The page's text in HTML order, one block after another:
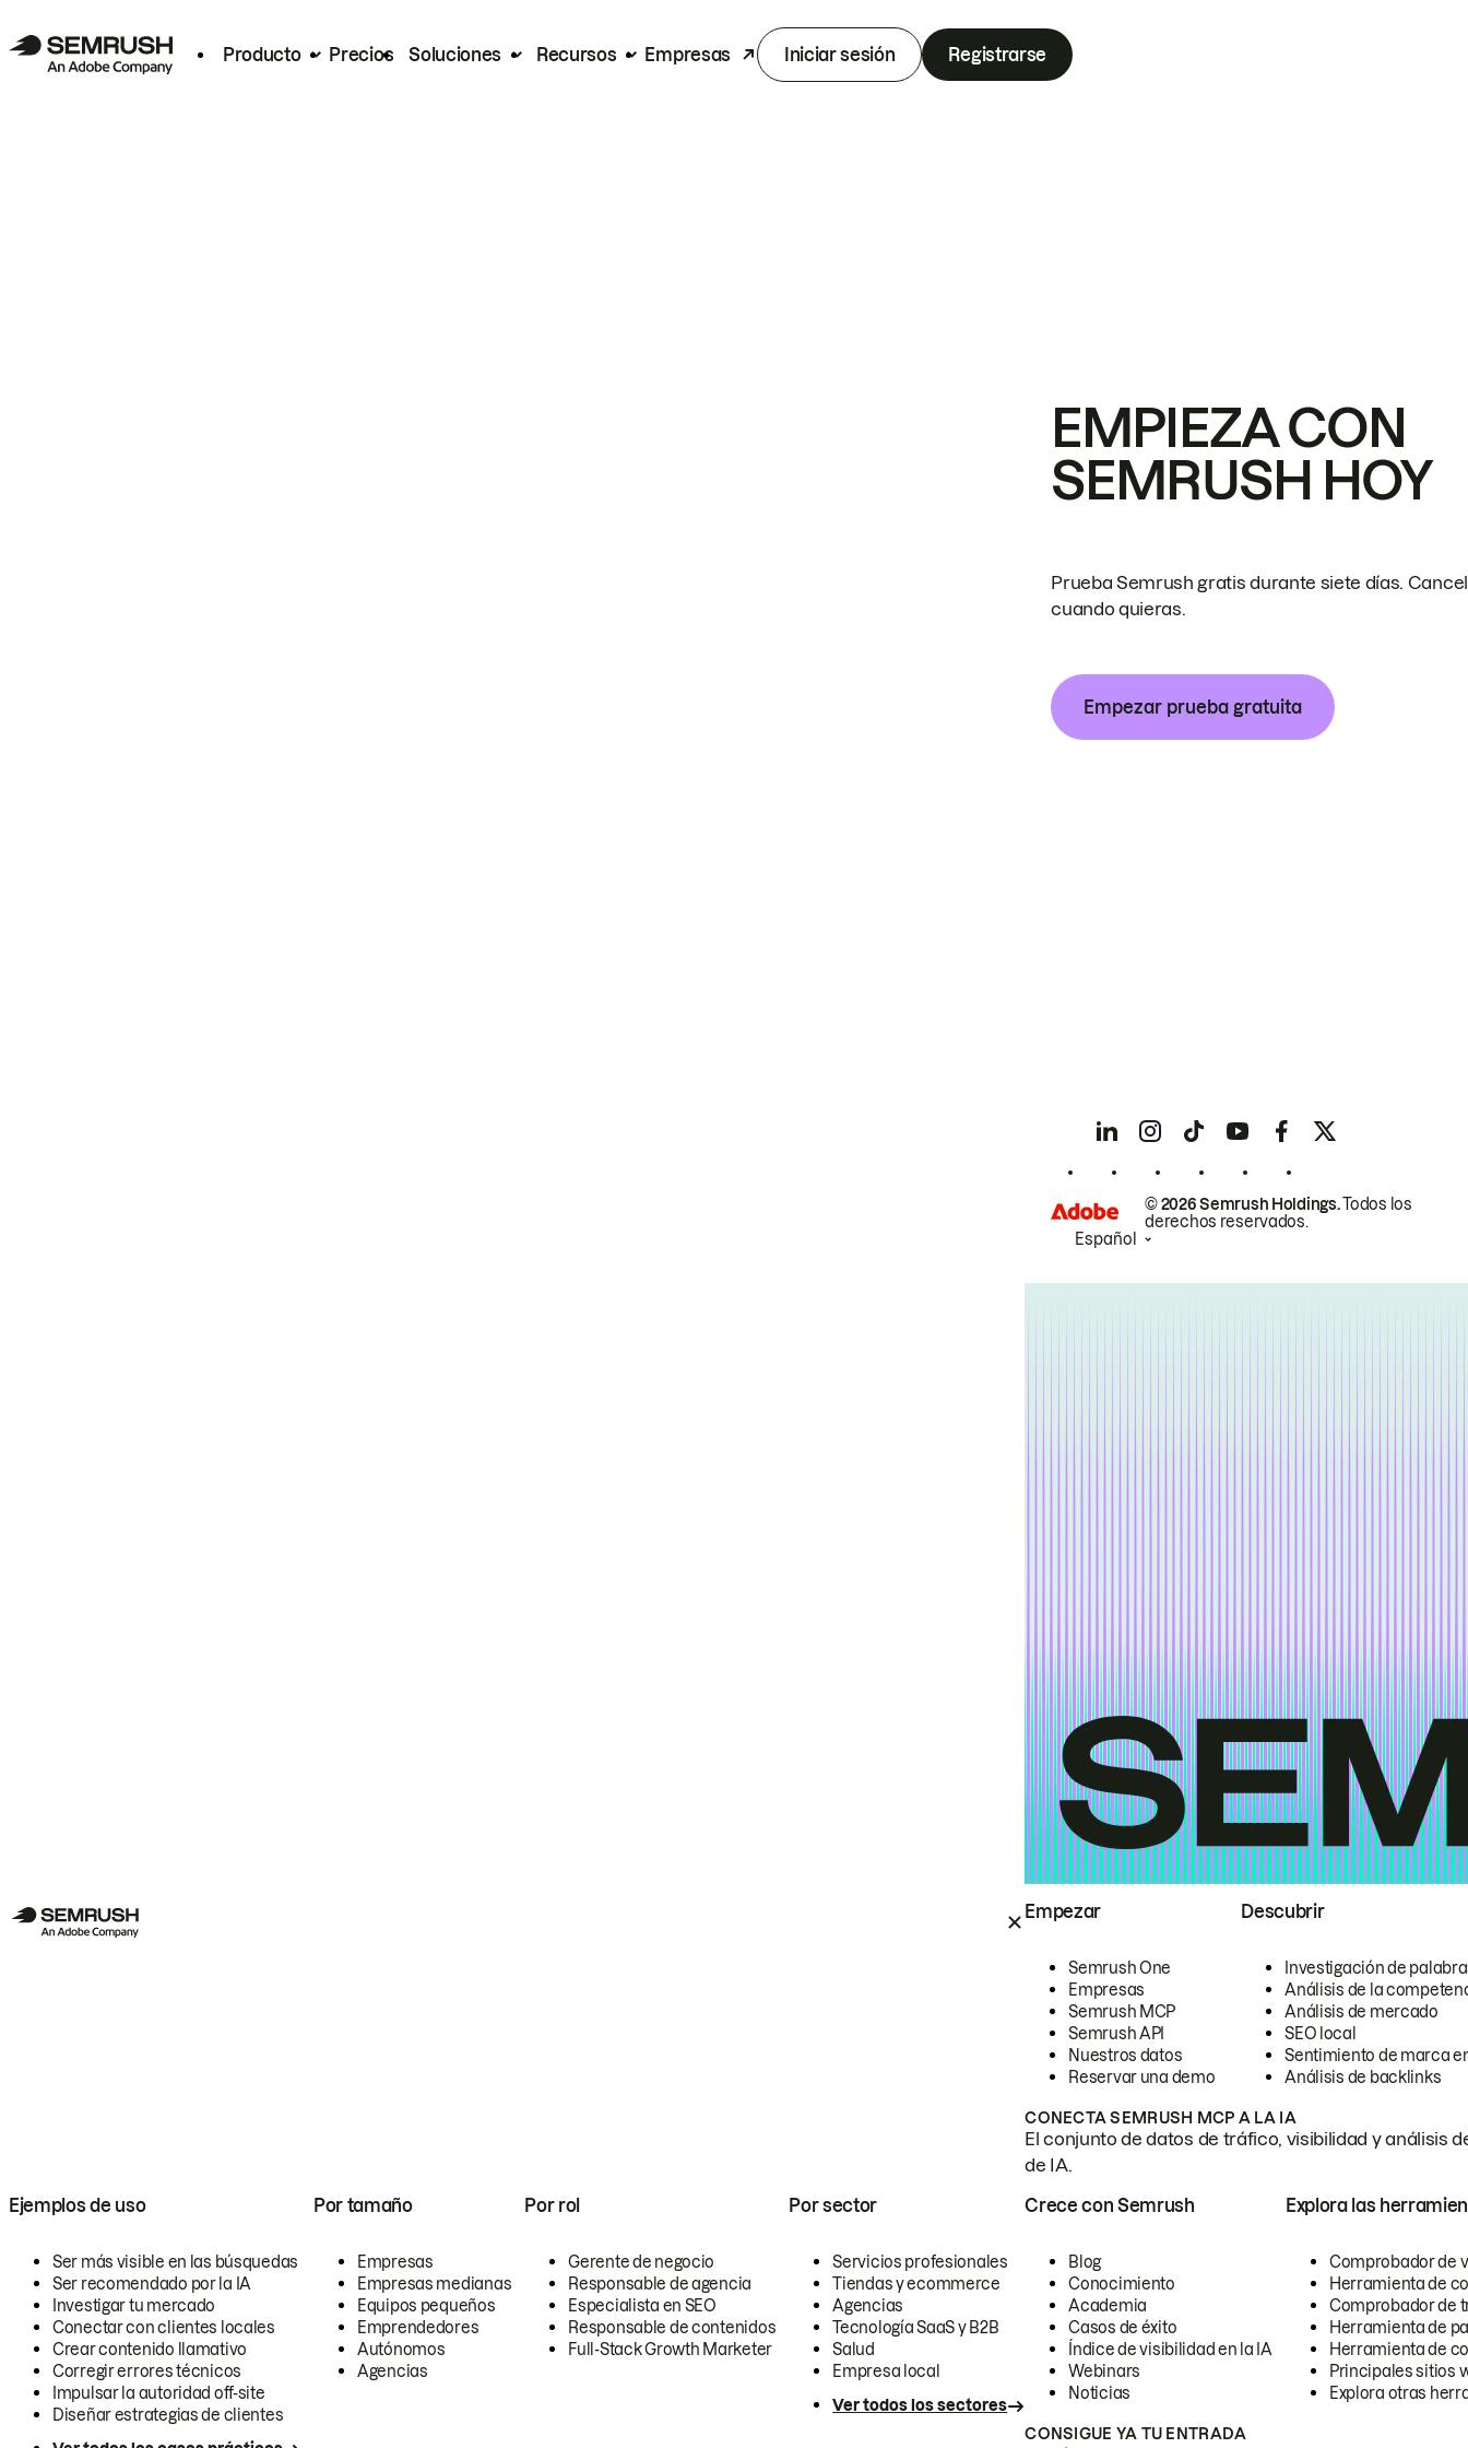
Producto Precios Soluciones Recursos Empresas Iniciar sesión Registrarse
Empezar
Semrush One
Empresas
Semrush MCP
Semrush API
Nuestros datos
Reservar una demo
Descubrir
Investigación de
Análisis de la
Análisis de mercado
SEO local
Sentimiento de marca
Análisis de backlinks
CONECTA SEMRUSH MCP A LA IA
El conjunto de datos de tráfico, visibilidad y análisis
de IA.
Ejemplos de uso
Ser más visible en las búsquedas
Ser recomendado por la IA
Investigar tu mercado
Conectar con clientes locales
Crear contenido llamativo
Corregir errores técnicos
Impulsar la autoridad off-site
Diseñar estrategias de clientes
Por tamaño
Empresas
Empresas medianas
Equipos pequeños
Emprendedores
Autónomos
Agencias
Por rol
Gerente de negocio
Responsable de agencia
Especialista en SEO
Responsable de contenidos
Full-Stack Growth Marketer
Por sector
Servicios profesionales
Tiendas y ecommerce
Agencias
Tecnología SaaS y B2B
Salud
Empresa local
Ver todos los sectores
Crece con Semrush
Blog
Conocimiento
Academia
Casos de éxito
Índice de visibilidad en la IA
Webinars
Noticias
Explora las
Comprobador de
Herramienta de
Comprobador de
Herramienta de
Herramienta de
Principales sitios
Explora otras
CONSIGUE YA TU ENTRADA
EMPIEZA CON
SEMRUSH HOY
Prueba Semrush gratis durante siete días.
cuando quieras.
Empezar prueba gratuita
© 2026 Semrush Holdings.Todos los
derechos reservados.
Español